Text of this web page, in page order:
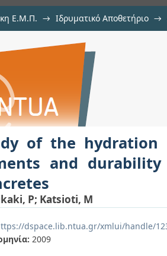
Ε.Μ.Π. → Ιδρυματικό Αποθετήριο →
process of
mortars and
of the hydration
and
P; Katsioti, M
dspace.lib.ntua.gr/xmlui/handle/
2009